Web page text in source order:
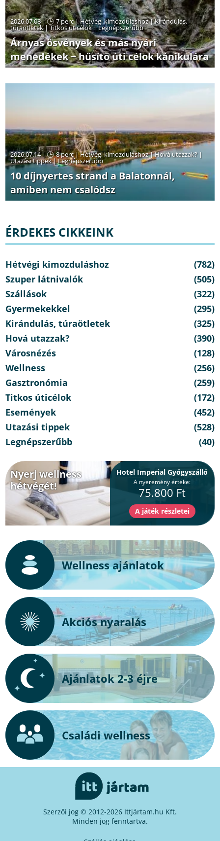
2026.07.08 | 7 perc|Hétvégi kimozduláshoz|Kirándulás,
túraötletek|Titkos úticélok|Legnépszerűbb
Árnyas ösvények és más nyári
menedékek − hűsítő úti célok kánikulára
2026.07.14 | 8 perc|Hétvégi kimozduláshoz|Hová utazzak? |
Utazási tippek|Legnépszerűbb
10 díjnyertes strand a Balatonnál,
amiben nem csalódsz
ÉRDEKES CIKKEINK
Hétvégi kimozduláshoz
(782)
Szuper látnivalók
(505)
Szállások
(322)
Gyermekekkel
(295)
Kirándulás, túraötletek
(325)
Hová utazzak?
(390)
Városnézés
(128)
Wellness
(256)
Gasztronómia
(259)
Titkos úticélok
(172)
Események
(452)
Utazási tippek
(528)
Legnépszerűbb
(40)
Nyerj wellness
hétvégét!
Hotel Imperial Gyógyszálló
A nyeremény értéke:
75.800 Ft
Wellness ajánlatok
Akciós nyaralás
Ajánlatok 2-3 éjre
Családi wellness
Szerzői jog © 2012-2026 Ittjártam.hu Kft.
Minden jog fenntartva.